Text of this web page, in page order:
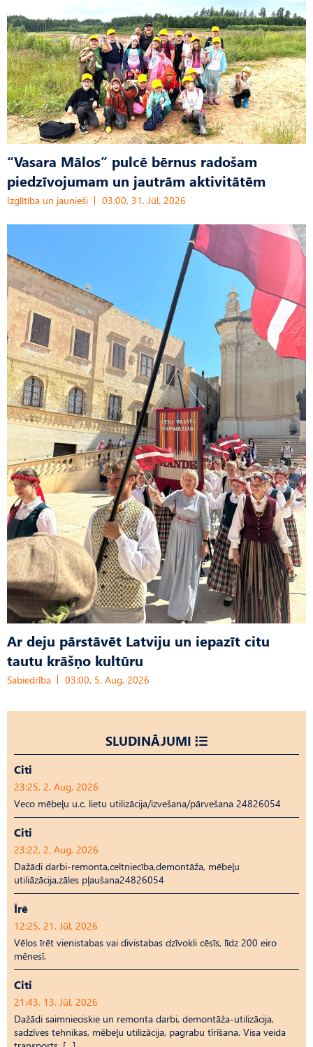
“Vasara Mālos” pulcē bērnus radošam
piedzīvojumam un jautrām aktivitātēm
Izglītība un jaunieši 03:00, 31. Jūl, 2026
Ar deju pārstāvēt Latviju un iepazīt citu
tautu krāšņo kultūru
Sabiedrība 03:00, 5. Aug, 2026
SLUDINĀJUMI
Citi
23:25, 2. Aug, 2026
Veco mēbeļu u.c. lietu utilizācija/izvešana/pārvešana 24826054
Citi
23:22, 2. Aug, 2026
Dažādi darbi-remonta,celtniecība,demontāža, mēbeļu
utiliāzācija,zāles pļaušana24826054
Īrē
12:25, 21. Jūl, 2026
Vēlos īrēt vienistabas vai divistabas dzīvokli cēsīs, līdz 200 eiro
mēnesī.
Citi
21:43, 13. Jūl, 2026
Dažādi saimnieciskie un remonta darbi, demontāža-utilizācija,
sadzīves tehnikas, mēbeļu utilizācija, pagrabu tīrīšana. Visa veida